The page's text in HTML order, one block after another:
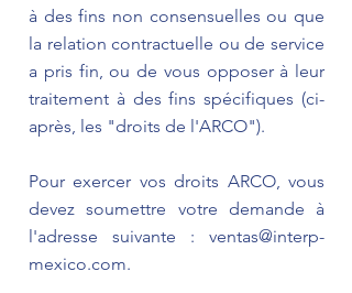
à des fins non consensuelles ou que
la relation contractuelle ou de service
a pris fin, ou de vous opposer à leur
traitement à des fins spécifiques (ci-
après, les "droits de l'ARCO").
Pour exercer vos droits ARCO, vous
devez soumettre votre demande à
l'adresse suivante : ventas@interp-
mexico.com.